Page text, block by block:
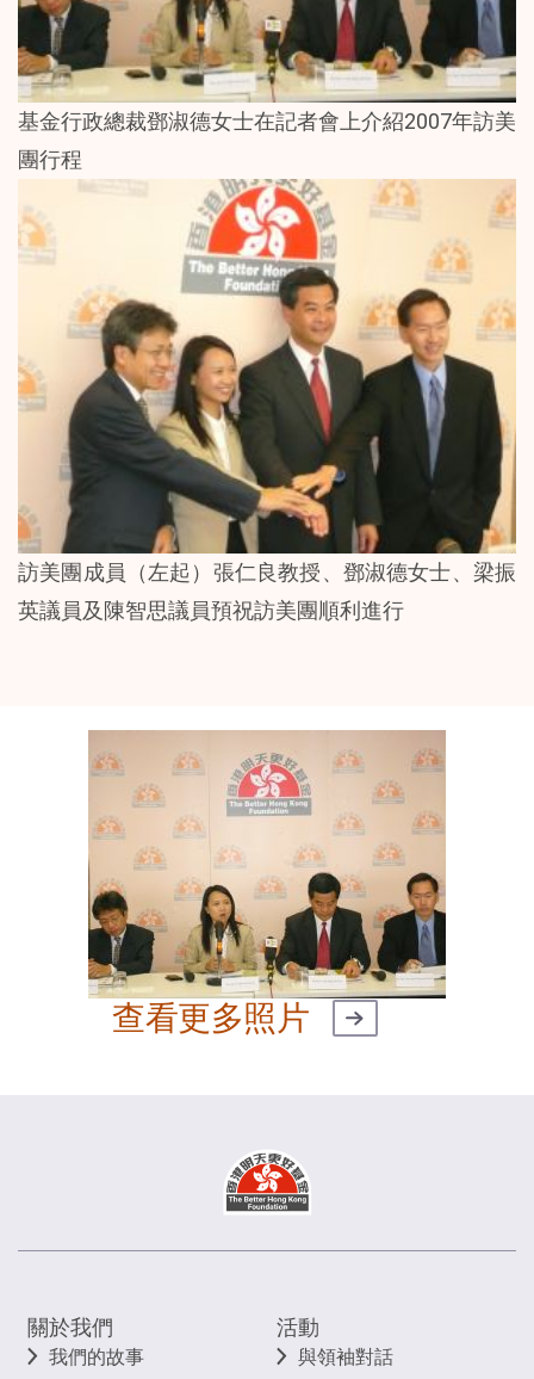
基金行政總裁鄧淑德女士在記者會上介紹2007年訪美
團行程
訪美團成員（左起）張仁良教授、鄧淑德女士、梁振
英議員及陳智思議員預祝訪美團順利進行
查看更多照片
關於我們
我們的故事
活動
與領袖對話